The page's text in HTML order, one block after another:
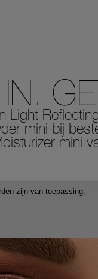
Light
mini bij
mini
zijn van toepassing.